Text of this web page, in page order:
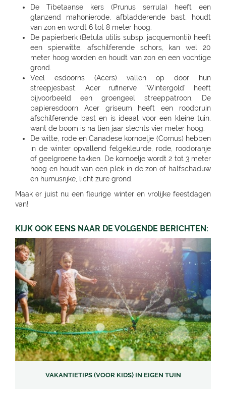
De Tibetaanse kers (Prunus serrula) heeft een
glanzend mahonierode, afbladderende bast, houdt
van zon en wordt 6 tot 8 meter hoog.
De papierberk (Betula utilis subsp. jacquemontii) heeft
een spierwitte, afschilferende schors, kan wel 20
meter hoog worden en houdt van zon en een vochtige
grond.
Veel esdoorns (Acers) vallen op door hun
streepjesbast. Acer rufinerve ‘Wintergold’ heeft
bijvoorbeeld een groengeel streeppatroon. De
papieresdoorn Acer griseum heeft een roodbruin
afschilferende bast en is ideaal voor een kleine tuin,
want de boom is na tien jaar slechts vier meter hoog.
De witte, rode en Canadese kornoelje (Cornus) hebben
in de winter opvallend felgekleurde, rode, roodoranje
of geelgroene takken. De kornoelje wordt 2 tot 3 meter
hoog en houdt van een plek in de zon of halfschaduw
en humusrijke, licht zure grond.
Maak er juist nu een fleurige winter en vrolijke feestdagen
van!
KIJK OOK EENS NAAR DE VOLGENDE BERICHTEN:
VAKANTIETIPS (VOOR KIDS) IN EIGEN TUIN